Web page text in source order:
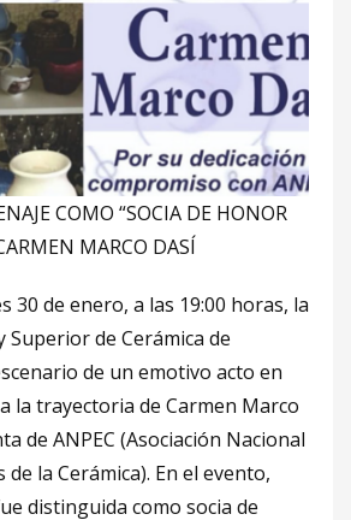
COMO “SOCIA DE HONOR
MARCO DASÍ
30 de enero, a las 19:00 horas, la
Superior de Cerámica de
de un emotivo acto en
la trayectoria de Carmen Marco
de ANPEC (Asociación Nacional
la Cerámica). En el evento,
distinguida como socia de